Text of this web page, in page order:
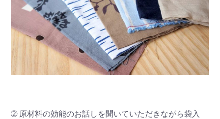
➁ 原材料の効能のお話しを聞いていただきながら袋入